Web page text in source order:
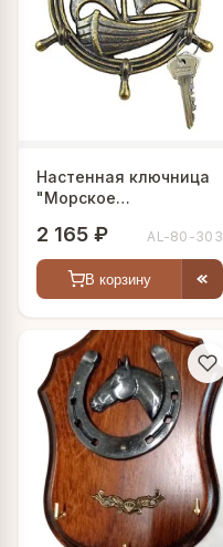
Настенная ключница
"Морское
2 165 ₽ AL-80-303
В корзину